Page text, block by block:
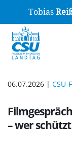
Tobias
06.07.2026 |
– wer